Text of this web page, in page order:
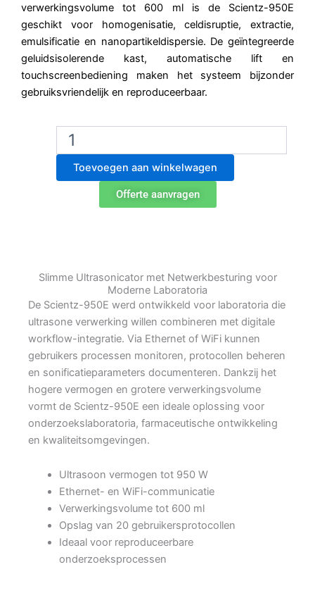
verwerkingsvolume tot 600 ml is de Scientz-950E
geschikt voor homogenisatie, celdisruptie, extractie,
emulsificatie en nanopartikeldispersie. De geïntegreerde
geluidsisolerende kast, automatische lift en
touchscreenbediening maken het systeem bijzonder
gebruiksvriendelijk en reproduceerbaar.
Scientz-
950E
Slimme
Geïntegreerde
Ultrasonicator
Toevoegen aan winkelwagen
Offerte aanvragen
Slimme Ultrasonicator met Netwerkbesturing voor
Moderne Laboratoria
De Scientz-950E werd ontwikkeld voor laboratoria die
ultrasone verwerking willen combineren met digitale
workflow-integratie. Via Ethernet of WiFi kunnen
gebruikers processen monitoren, protocollen beheren
en sonificatieparameters documenteren. Dankzij het
hogere vermogen en grotere verwerkingsvolume
vormt de Scientz-950E een ideale oplossing voor
onderzoekslaboratoria, farmaceutische ontwikkeling
en kwaliteitsomgevingen.
Ultrasoon vermogen tot 950 W
Ethernet- en WiFi-communicatie
Verwerkingsvolume tot 600 ml
Opslag van 20 gebruikersprotocollen
Ideaal voor reproduceerbare
onderzoeksprocessen